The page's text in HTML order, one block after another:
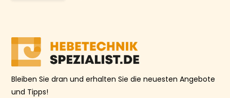
Bleiben Sie dran und erhalten Sie die neuesten Angebote
und Tipps!